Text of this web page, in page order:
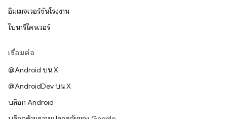
อิมเมจเวอร์ชันโรงงาน
ไบนารีไดรเวอร์
เชื่อมต่อ
@Android บน X
@AndroidDev บน X
บล็อก Android